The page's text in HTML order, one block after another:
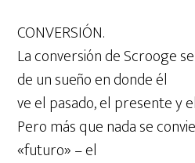
CONVERSIÓN.
La conversión de Scrooge
de un sueño en donde él
ve el pasado, el presente y
Pero más que nada se
«futuro» – el